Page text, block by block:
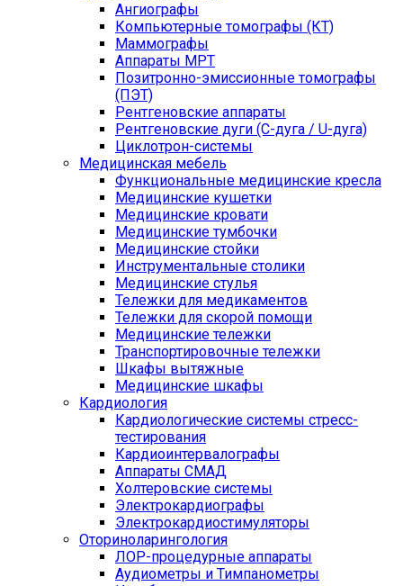
Ангиографы
Компьютерные томографы (КТ)
Маммографы
Аппараты МРТ
Позитронно-эмиссионные томографы
(ПЭТ)
Рентгеновские аппараты
Рентгеновские дуги (С-дуга / U-дуга)
Циклотрон-системы
Медицинская мебель
Функциональные медицинские кресла
Медицинские кушетки
Медицинские кровати
Медицинские тумбочки
Медицинские стойки
Инструментальные столики
Медицинские стулья
Тележки для медикаментов
Тележки для скорой помощи
Медицинские тележки
Транспортировочные тележки
Шкафы вытяжные
Медицинские шкафы
Кардиология
Кардиологические системы стресс-
тестирования
Кардиоинтервалографы
Аппараты СМАД
Холтеровские системы
Электрокардиографы
Электрокардиостимуляторы
Оториноларингология
ЛОР-процедурные аппараты
Аудиометры и Тимпанометры